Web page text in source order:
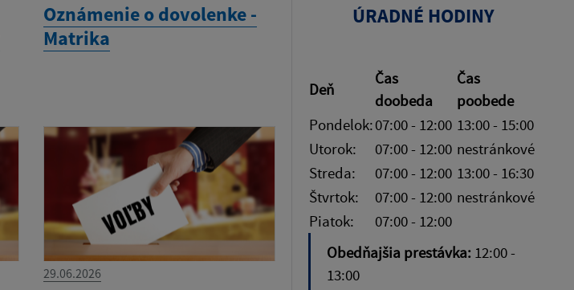
Oznámenie o dovolenke -
Matrika
29.06.2026
ÚRADNÉ HODINY
Deň
Čas
doobeda
Čas
poobede
Pondelok:07:00 - 12:00 13:00 - 15:00
Utorok:
07:00 - 12:00 nestránkové
Streda:
07:00 - 12:00 13:00 - 16:30
Štvrtok:
07:00 - 12:00 nestránkové
Piatok:
07:00 - 12:00
Obedňajšia prestávka: 12:00 -
13:00